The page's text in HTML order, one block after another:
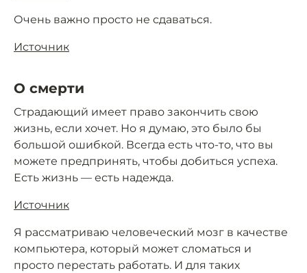
Очень важно просто не сдаваться.
Источник
О смерти
Страдающий имеет право закончить свою
жизнь, если хочет. Но я думаю, это было бы
большой ошибкой. Всегда есть что-то, что вы
можете предпринять, чтобы добиться успеха.
Есть жизнь — есть надежда.
Источник
Я рассматриваю человеческий мозг в качестве
компьютера, который может сломаться и
просто перестать работать. И для таких